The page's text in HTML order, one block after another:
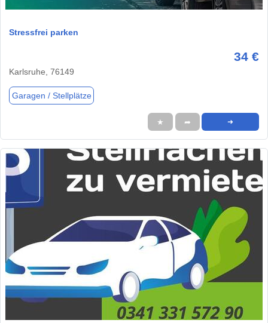
Stressfrei parken
34 €
Karlsruhe, 76149
Garagen / Stellplätze
★ ➦ ➜
1 / 4